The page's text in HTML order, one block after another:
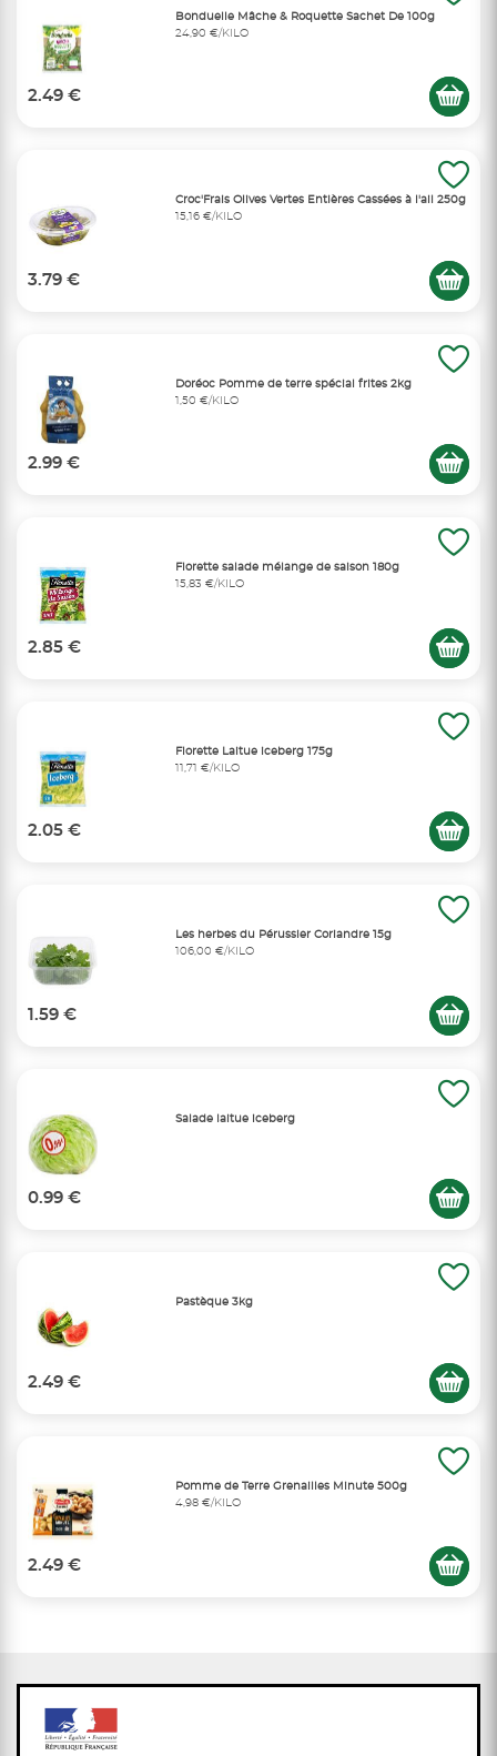
Bonduelle Mâche & Roquette Sachet De 100g
24,90 €/KILO
2.49 €
Croc'Frais Olives Vertes Entières Cassées à l'ail 250g
15,16 €/KILO
3.79 €
Doréoc Pomme de terre spécial frites 2kg
1,50 €/KILO
2.99 €
Florette salade mélange de saison 180g
15,83 €/KILO
2.85 €
Florette Laitue iceberg 175g
11,71 €/KILO
2.05 €
Les herbes du Pérussier Coriandre 15g
106,00 €/KILO
1.59 €
Salade laitue iceberg
0.99 €
Pastèque 3kg
2.49 €
Pomme de Terre Grenailles Minute 500g
4,98 €/KILO
2.49 €